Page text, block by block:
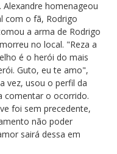
homenageou
com o fã, Rodrigo
a arma de Rodrigo
no local. "Reza a
é o herói do mais
Guto, eu te amo",
vez, usou o perfil da
comentar o ocorrido.
foi sem precedente,
não poder
sairá dessa em